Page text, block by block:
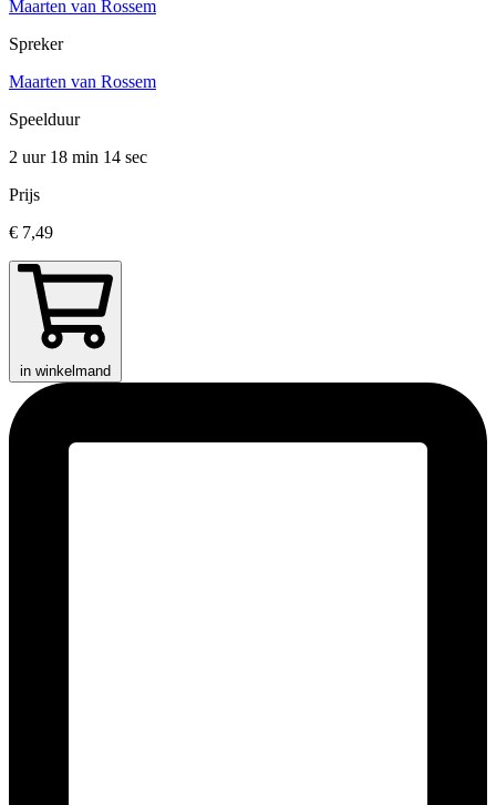
Maarten van Rossem
Spreker
Maarten van Rossem
Speelduur
2 uur 18 min 14 sec
Prijs
€ 7,49
in winkelmand